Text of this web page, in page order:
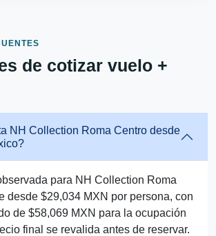
de cotizar vuelo +
NH Collection Roma Centro desde
para NH Collection Roma
desde $29,034 MXN por persona, con
de $58,069 MXN para la ocupación
final se revalida antes de reservar.